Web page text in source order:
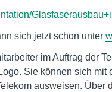
sich jetzt schon unter
im Auftrag der
Sie können sich
ausweisen. Über